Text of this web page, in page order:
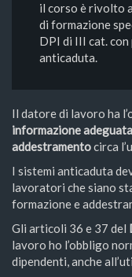
il corso è rivolto
di formazione
DPI di III cat.
anticaduta.
Il datore di lavoro ha
informazione adeguata
addestramentocirca
I sistemi anticaduta
lavoratori che siano
formazione e
Gli articoli 36 e 37 del
lavoro ho l’obbligo
dipendenti, anche